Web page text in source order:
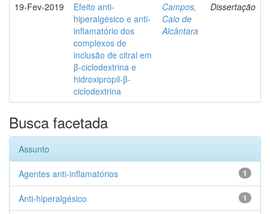
19-Fev-2019
Efeito anti-
hiperalgésico e anti-
inflamatório dos
complexos de
inclusão de citral em
β-ciclodextrina e
hidroxipropil-β-
ciclodextrina
Campos,
Caio de
Alcântara
Dissertação
Busca facetada
Assunto
1
Agentes anti-inflamatórios
1
Anti-hiperalgésico